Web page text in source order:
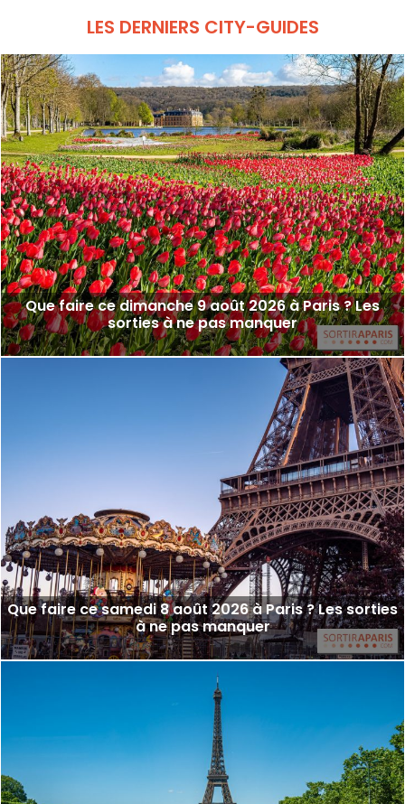
LES DERNIERS CITY-GUIDES
Que faire ce dimanche 9 août 2026 à Paris ? Les
sorties à ne pas manquer
Que faire ce samedi 8 août 2026 à Paris ? Les sorties
à ne pas manquer